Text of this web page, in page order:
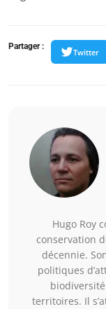
Partager :
Twitter
Hugo Roy
conservation
décennie.
politiques
territoires. Il